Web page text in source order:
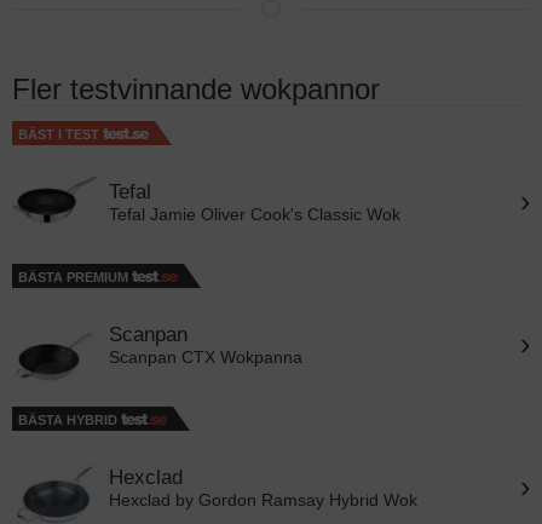
Fler testvinnande wokpannor
BÄST I TEST
Tefal
Tefal Jamie Oliver Cook's Classic Wok ›
BÄSTA PREMIUM
Scanpan
Scanpan CTX Wokpanna ›
BÄSTA HYBRID
Hexclad
Hexclad by Gordon Ramsay Hybrid Wok ›